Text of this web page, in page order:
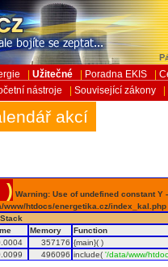
Užitečné Poradna EKIS
nástroje Související zákony
akcí
) Warning: Use of undefined constant
www/htdocs/energetika.cz/
Memory
Function
357176 {main}( )
496096 include('/data/www/